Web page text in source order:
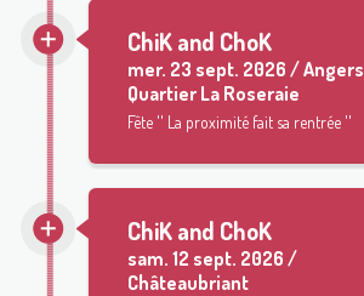
ChiK and ChoK
mer. 23 sept. 2026 / Angers
Quartier La Roseraie
Fête '' La proximité fait sa rentrée ''
ChiK and ChoK
sam. 12 sept. 2026 /
Châteaubriant